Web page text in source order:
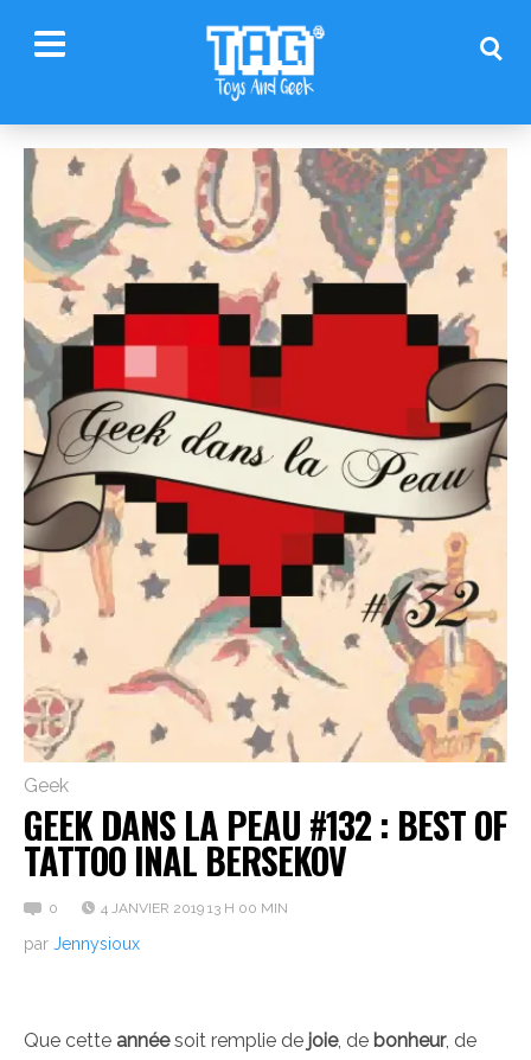
Geek
GEEK DANS LA PEAU #132 : BEST OF
TATTOO INAL BERSEKOV
0 4 JANVIER 2019 13 H 00 MIN
par Jennysioux
Que cette annéesoit remplie de joie, de bonheur, de